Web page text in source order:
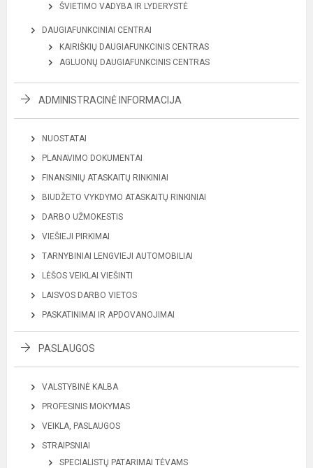
ŠVIETIMO VADYBA IR LYDERYSTĖ
DAUGIAFUNKCINIAI CENTRAI
KAIRIŠKIŲ DAUGIAFUNKCINIS CENTRAS
AGLUONŲ DAUGIAFUNKCINIS CENTRAS
ADMINISTRACINĖ INFORMACIJA
NUOSTATAI
PLANAVIMO DOKUMENTAI
FINANSINIŲ ATASKAITŲ RINKINIAI
BIUDŽETO VYKDYMO ATASKAITŲ RINKINIAI
DARBO UŽMOKESTIS
VIEŠIEJI PIRKIMAI
TARNYBINIAI LENGVIEJI AUTOMOBILIAI
LĖŠOS VEIKLAI VIEŠINTI
LAISVOS DARBO VIETOS
PASKATINIMAI IR APDOVANOJIMAI
PASLAUGOS
VALSTYBINĖ KALBA
PROFESINIS MOKYMAS
VEIKLA, PASLAUGOS
STRAIPSNIAI
SPECIALISTŲ PATARIMAI TĖVAMS